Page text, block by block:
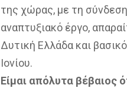
της χώρας, με τη
αναπτυξιακό έργο,
Δυτική Ελλάδα και
Ιονίου.
Είμαι απόλυτα βέβαιος